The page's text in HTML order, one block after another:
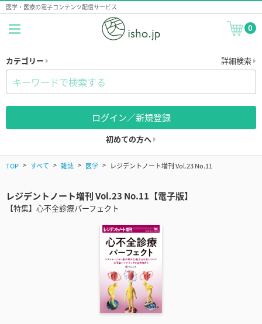
医学・医療の電子コンテンツ配信サービス
0
カテゴリー 詳細検索
ログイン／新規登録
初めての方へ
TOP すべて 雑誌 医学 レジデントノート増刊 Vol.23 No.11
レジデントノート増刊 Vol.23 No.11【電子版】
【特集】心不全診療パーフェクト